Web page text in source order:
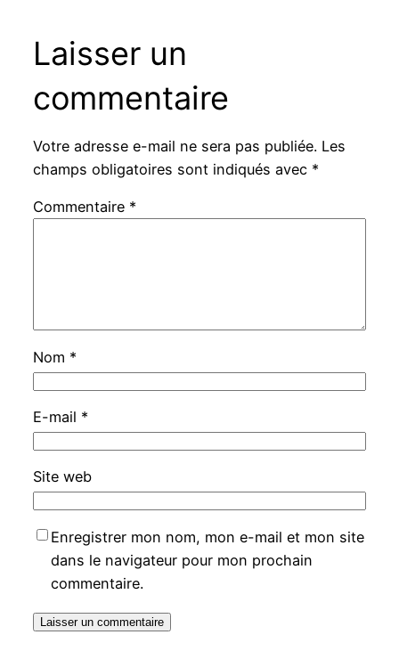
Laisser un
commentaire
Votre adresse e-mail ne sera pas publiée. Les
champs obligatoires sont indiqués avec *
Commentaire *
Nom *
E-mail *
Site web
Enregistrer mon nom, mon e-mail et mon site
dans le navigateur pour mon prochain
commentaire.